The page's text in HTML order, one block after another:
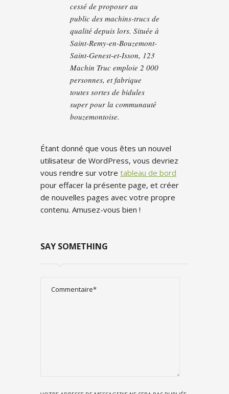
cessé de proposer au
public des machins-trucs de
qualité depuis lors. Située à
Saint-Remy-en-Bouzemont-
Saint-Genest-et-Isson, 123
Machin Truc emploie 2 000
personnes, et fabrique
toutes sortes de bidules
super pour la communauté
bouzemontoise.
Étant donné que vous êtes un nouvel
utilisateur de WordPress, vous devriez
vous rendre sur votre tableau de bord
pour effacer la présente page, et créer
de nouvelles pages avec votre propre
contenu. Amusez-vous bien !
SAY SOMETHING